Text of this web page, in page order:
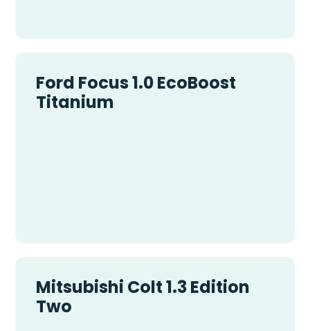
Ford Focus 1.0 EcoBoost
Titanium
Mitsubishi Colt 1.3 Edition
Two